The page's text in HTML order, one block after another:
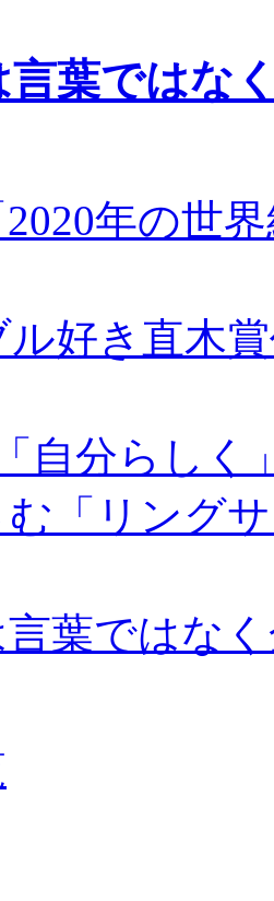
言葉ではな
年の世
ル好き直木
自分らし
「リング
言葉ではな